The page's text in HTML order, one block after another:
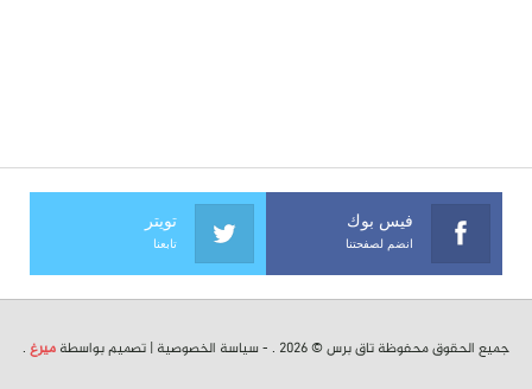
فيس بوك
انضم لصفحتنا
تويتر
تابعنا
جميع الحقوق محفوظة تاق برس © 2026 . - سياسة الخصوصية | تصميم بواسطة ميرغ .